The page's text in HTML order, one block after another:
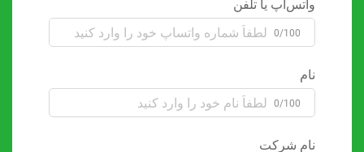
واتس‌اپ یا تلفن
0/100
نام
0/100
نام شرکت